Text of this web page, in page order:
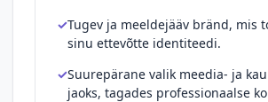
Tugev ja meeldejääv bränd, mis
sinu ettevõtte identiteedi.
Suurepärane valik meedia- ja
jaoks, tagades professionaalse